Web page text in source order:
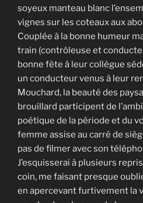
soyeux manteau blanc
vignes sur les coteaux aux
Couplée à la bonne humeur
train (contrôleuse et
bonne fête à leur collègue
un conducteur venus à leur
Mouchard, la beauté des
brouillard participent de
poétique de la période et du
femme assise au carré de
pas de filmer avec son
J’esquisserai à plusieurs
coin, me faisant presque
en apercevant furtivement la